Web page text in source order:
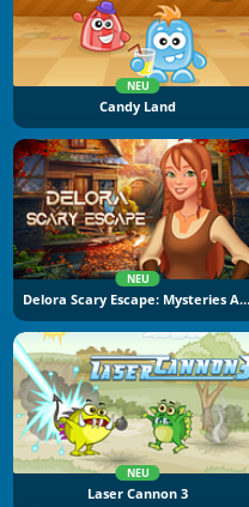
NEU
Candy Land
NEU
Delora Scary Escape: Mysteries Adventure
NEU
Laser Cannon 3